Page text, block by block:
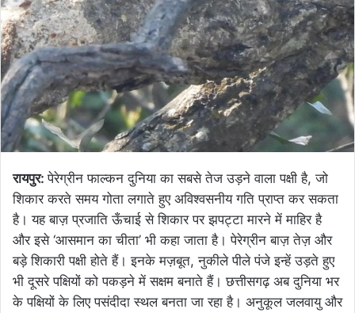
रायपुर:पेरेग्रीन फाल्कन दुनिया का सबसे तेज उड़ने वाला पक्षी है, जो
शिकार करते समय गोता लगाते हुए अविश्वसनीय गति प्राप्त कर सकता
है। यह बाज़ प्रजाति ऊँचाई से शिकार पर झपट्टा मारने में माहिर है
और इसे ‘आसमान का चीता’ भी कहा जाता है। पेरेग्रीन बाज़ तेज़ और
बड़े शिकारी पक्षी होते हैं। इनके मज़बूत, नुकीले पीले पंजे इन्हें उड़ते हुए
भी दूसरे पक्षियों को पकड़ने में सक्षम बनाते हैं। छत्तीसगढ़ अब दुनिया भर
के पक्षियों के लिए पसंदीदा स्थल बनता जा रहा है। अनुकूल जलवायु और